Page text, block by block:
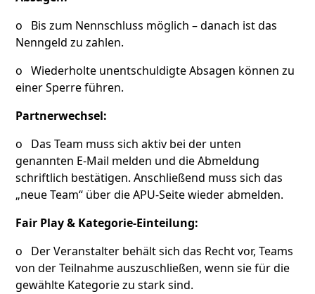
o Bis zum Nennschluss möglich – danach ist das
Nenngeld zu zahlen.
o Wiederholte unentschuldigte Absagen können zu
einer Sperre führen.
Partnerwechsel:
o Das Team muss sich aktiv bei der unten
genannten E-Mail melden und die Abmeldung
schriftlich bestätigen. Anschließend muss sich das
„neue Team“ über die APU-Seite wieder abmelden.
Fair Play & Kategorie-Einteilung:
o Der Veranstalter behält sich das Recht vor, Teams
von der Teilnahme auszuschließen, wenn sie für die
gewählte Kategorie zu stark sind.